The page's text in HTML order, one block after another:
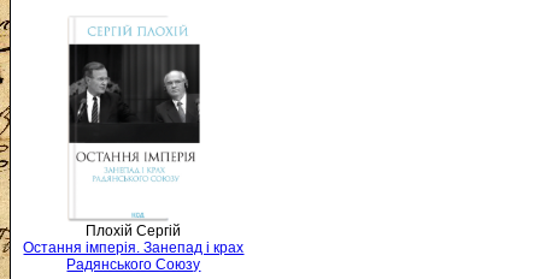
Плохій Сергій
Остання імперія. Занепад і крах
Радянського Союзу